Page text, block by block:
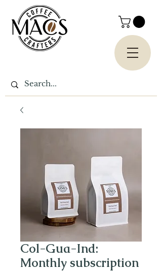
Col-Gua-Ind:
Monthly subscription